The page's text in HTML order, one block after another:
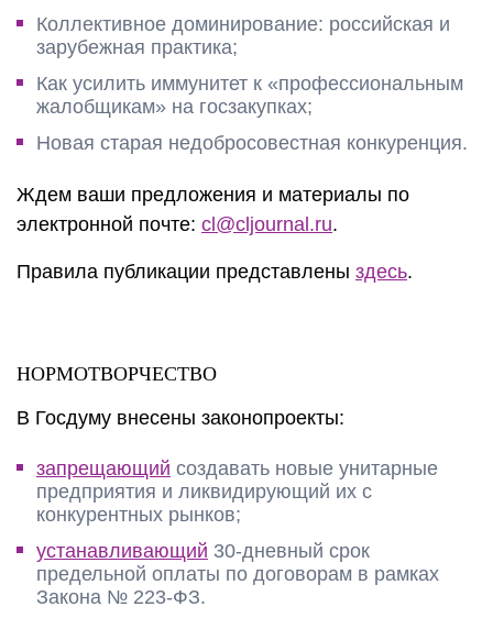
Коллективное доминирование: российская и
зарубежная практика;
Как усилить иммунитет к «профессиональным
жалобщикам» на госзакупках;
Новая старая недобросовестная конкуренция.
Ждем ваши предложения и материалы по
электронной почте: cl@cljournal.ru.
Правила публикации представлены здесь.
НОРМОТВОРЧЕСТВО
В Госдуму внесены законопроекты:
запрещающий создавать новые унитарные
предприятия и ликвидирующий их с
конкурентных рынков;
устанавливающий 30-дневный срок
предельной оплаты по договорам в рамках
Закона № 223-ФЗ.